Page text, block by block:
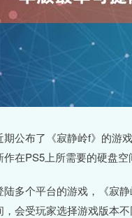
公布了《寂静岭f》的游
在PS5上所需要的硬盘空
多个平台的游戏，《寂
会受玩家选择游戏版本不